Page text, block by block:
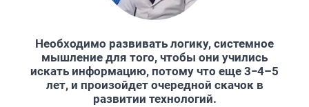
Необходимо развивать логику, системное
мышление для того, чтобы они учились
искать информацию, потому что еще 3−4–5
лет, и произойдет очередной скачок в
развитии технологий.